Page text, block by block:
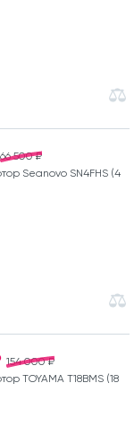
66 500 ₽
Seanovo SN4FHS (4
154 000 ₽
TOYAMA T18BMS (18